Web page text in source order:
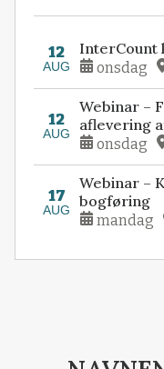
12
AUG
InterCount
onsdag
12
AUG
Webinar –
aflevering
onsdag
17
AUG
Webinar –
bogføring
mandag